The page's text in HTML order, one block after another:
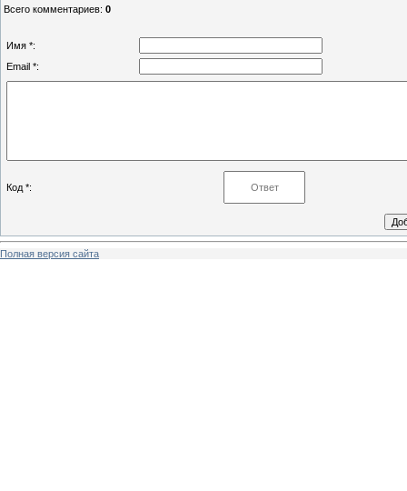
Всего комментариев: 0
Имя *:
Email *:
Код *:
Полная версия сайта